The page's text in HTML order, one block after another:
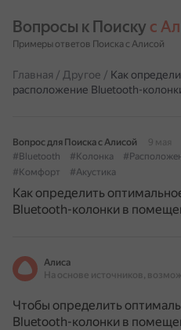
Вопросы к Поиску с
Примеры ответов Поиска с Алисой
Главная / Другое / Как
расположение Bluetooth-
Вопрос для Поиска с Алисой
9 мая
#Bluetooth
#Колонка
#Комфорт
#Акустика
Как определить
Bluetooth-колонки в
Алиса
Чтобы определить
Bluetooth-колонки в